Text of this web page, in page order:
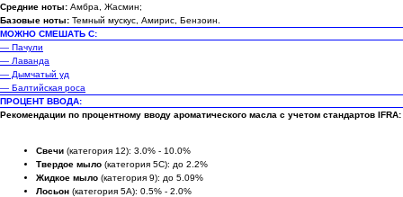
Средние ноты: Амбра, Жасмин;
Базовые ноты: Темный мускус, Амирис, Бензоин.
МОЖНО СМЕШАТЬ С:
— Пачули
— Лаванда
— Дымчатый уд
— Балтийская роса
ПРОЦЕНТ ВВОДА:
Рекомендации по процентному вводу ароматического масла с учетом стандартов IFRA:
Свечи (категория 12): 3.0% - 10.0%
Твердое мыло (категория 5C): до 2.2%
Жидкое мыло (категория 9): до 5.09%
Лосьон (категория 5A): 0.5% - 2.0%